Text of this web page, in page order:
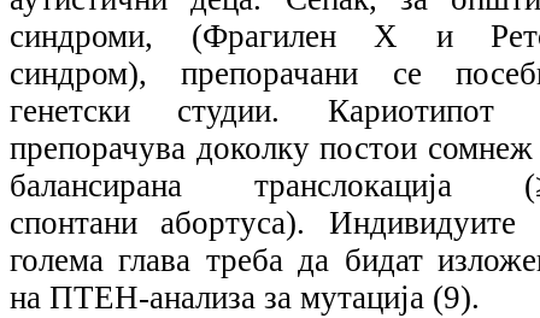
синдроми, (Фрагилен Х и
синдром), препорачани се
генетски студии. Кариотипот
препорачува доколку постои сомнеж
балансирана транслокација
спонтани абортуса). Индивидуите
голема глава треба да бидат
на ПТЕН-анализа за мутација (9).